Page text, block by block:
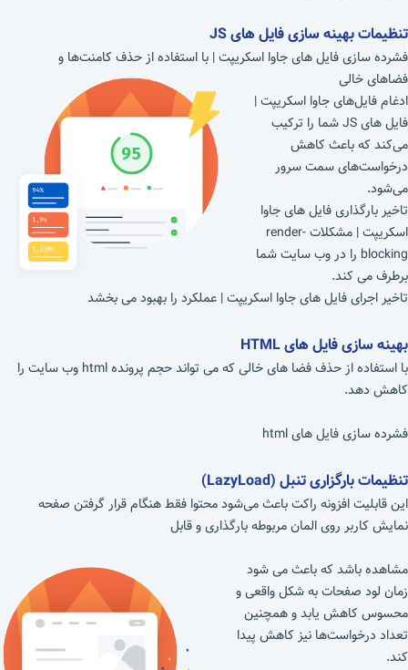
تنظیمات بهینه سازی فایل هایJS
فشرده‌ سازی فایل ‌های جاوا اسکریپت | با استفاده از حذف کامنت‌ها و
فضاهای خالی
ادغام فایل‌های جاوا اسکریپت |
فایل ‌های JS شما را ترکیب
می‌کند که باعث کاهش
درخواست‌های سمت سرور
می‌شود.
تاخیر بارگذاری فایل های جاوا
اسکریپت | مشکلات render-
blocking را در وب سایت شما
برطرف می کند.
تاخیر اجرای فایل های جاوا اسکریپت | عملکرد را بهبود می بخشد
بهینه سازی فایل هایHTML
با استفاده از حذف فضا های خالی که می تواند حجم پرونده html وب سایت را
کاهش دهد.
فشرده سازی فایل های html
تنظیمات بارگزاری تنبل (LazyLoad
)
این قابلیت افزونه راکت باعث می‌شود محتوا فقط هنگام قرار گرفتن صفحه
نمایش کاربر روی المان مربوطه بارگذاری و قابل
مشاهده باشد که باعث می شود
زمان لود صفحات به شکل واقعی و
محسوس کاهش یابد و همچنین
تعداد درخواست‌ها نیز کاهش پیدا
کند.